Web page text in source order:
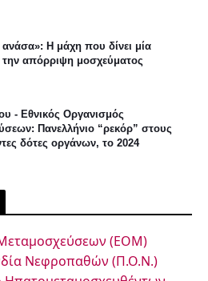
Η μάχη που δίνει μία
την απόρριψη μοσχεύματος
- Εθνικός Οργανισμός
Πανελλήνιο “ρεκόρ” στους
δότες οργάνων, το 2024
(ΕΟΜ)
Νεφροπαθών (Π.Ο.Ν.)